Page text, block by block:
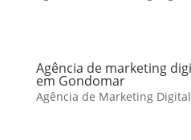
Agência de marketing
em Gondomar
Agência de Marketing